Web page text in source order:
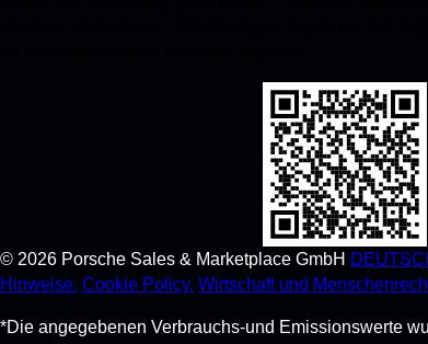
© 2026 Porsche Sales & Marketplace GmbH
Hinweise. Cookie Policy. Wirtschaft und
*Die angegebenen Verbrauchs-und Emissionswerte